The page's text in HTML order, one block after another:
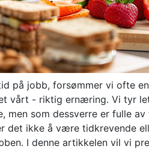
på jobb, forsømmer vi ofte
vårt - riktig ernæring. Vi tyr
men som dessverre er fulle
det ikke å være tidkrevende
I denne artikkelen vil vi